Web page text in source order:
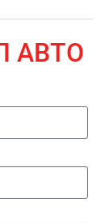
АВТО